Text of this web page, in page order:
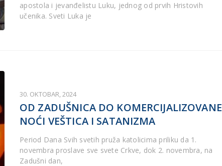
apostola i jevanđelistu Luku, jednog od prvih Hristovih
učenika. Sveti Luka je
30. OKTOBAR, 2024
OD ZADUŠNICA DO KOMERCIJALIZOVANE
NOĆI VEŠTICA I SATANIZMA
Period Dana Svih svetih pruža katolicima priliku da 1.
novembra proslave sve svete Crkve, dok 2. novembra, na
Zadušni dan,